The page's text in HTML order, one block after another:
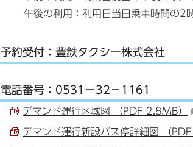
午後の利用：利用日当日乗車時間の2
予約受付：豊鉄タクシー株式会社
電話番号：0531－32－1161
デマンド運行区域図 （PDF 2.8MB）
デマンド運行新設バス停詳細図 （